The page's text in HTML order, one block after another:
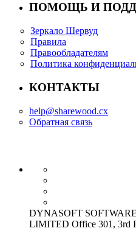
ПОМОЩЬ И
Зеркало Шервуд
Правила
Правообладателям
Политика
КОНТАКТЫ
help@sharewood.cx
Обратная связь
DYNASOFT
LIMITED Office 301, 3rd